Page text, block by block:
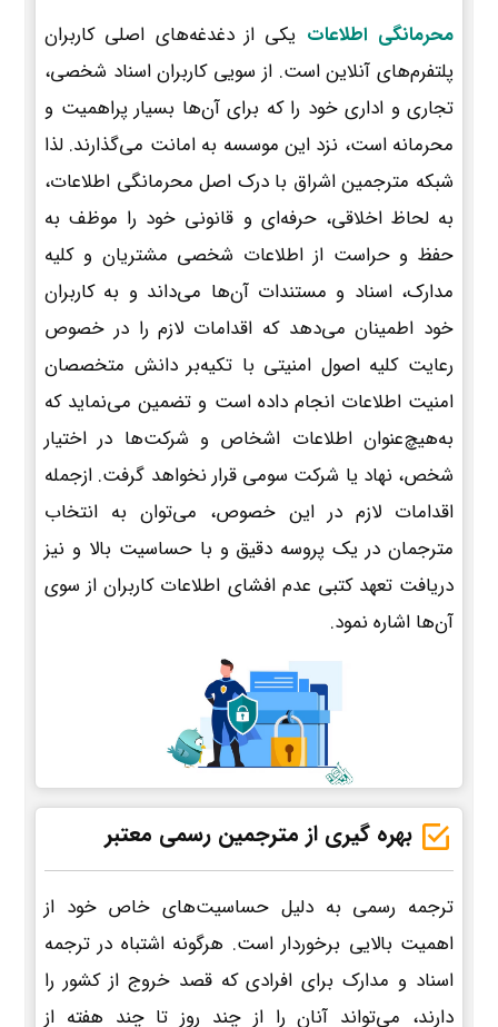
محرمانگی اطلاعات یکی از دغدغه‌های اصلی کاربران
پلتفرم‌های آنلاین است. از سویی کاربران اسناد شخصی،
تجاری و اداری خود را که برای آن‌ها بسیار پراهمیت و
محرمانه است، نزد این موسسه به امانت می‌گذارند. لذا
شبکه مترجمین اشراق با درک اصل محرمانگی اطلاعات،
به لحاظ اخلاقی، حرفه‌ای و قانونی خود را موظف به
حفظ و حراست از اطلاعات شخصی مشتریان و کلیه
مدارک، اسناد و مستندات آن‌ها می‌داند و به کاربران
خود اطمینان می‌دهد که اقدامات لازم را در خصوص
رعایت کلیه اصول امنیتی با تکیه‌بر دانش متخصصان
امنیت اطلاعات انجام داده است و تضمین می‌نماید که
به‌هیچ‌عنوان اطلاعات اشخاص و شرکت‌ها در اختیار
شخص، نهاد یا شرکت سومی قرار نخواهد گرفت. ازجمله
اقدامات لازم در این خصوص، می‌توان به انتخاب
مترجمان در یک پروسه دقیق و با حساسیت بالا و نیز
دریافت تعهد کتبی عدم افشای اطلاعات کاربران از سوی
آن‌ها اشاره نمود.
بهره گیری از مترجمین رسمی معتبر
ترجمه رسمی به دلیل حساسیت‌های خاص خود از
اهمیت بالایی برخوردار است. هرگونه اشتباه در ترجمه
اسناد و مدارک برای افرادی که قصد خروج از کشور را
دارند، می‌تواند آنان را از چند روز تا چند هفته از